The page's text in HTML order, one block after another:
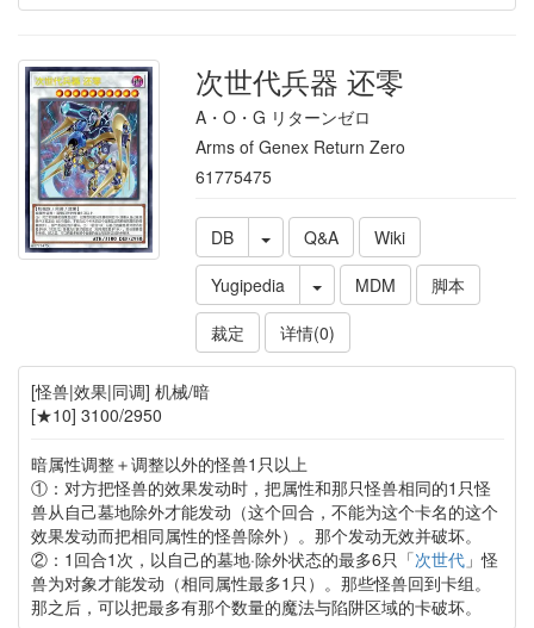
次世代兵器 还零
A・O・G リターンゼロ
Arms of Genex Return Zero
61775475
DB Q&A
Wiki
Yugipedia
MDM
脚本
裁定
详情(0)
[怪兽|效果|同调] 机械/暗
[★10] 3100/2950
暗属性调整＋调整以外的怪兽1只以上
①：对方把怪兽的效果发动时，把属性和那只怪兽相同的1只怪
兽从自己墓地除外才能发动（这个回合，不能为这个卡名的这个
效果发动而把相同属性的怪兽除外）。那个发动无效并破坏。
②：1回合1次，以自己的墓地·除外状态的最多6只「次世代」怪
兽为对象才能发动（相同属性最多1只）。那些怪兽回到卡组。
那之后，可以把最多有那个数量的魔法与陷阱区域的卡破坏。